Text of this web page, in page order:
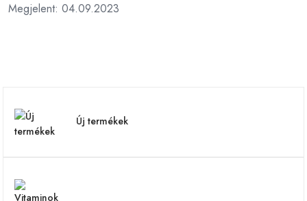
Megjelent: 04.09.2023
Új termékek